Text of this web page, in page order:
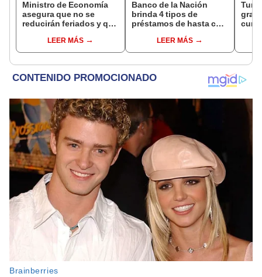
Ministro de Economía
asegura que no se
reducirán feriados y que
aumentará en dos
etapas
LEER MÁS
Banco de la Nación
brinda 4 tipos de
préstamos de hasta casi
solicitarlos si cumples
estos requisitos
LEER MÁS
El